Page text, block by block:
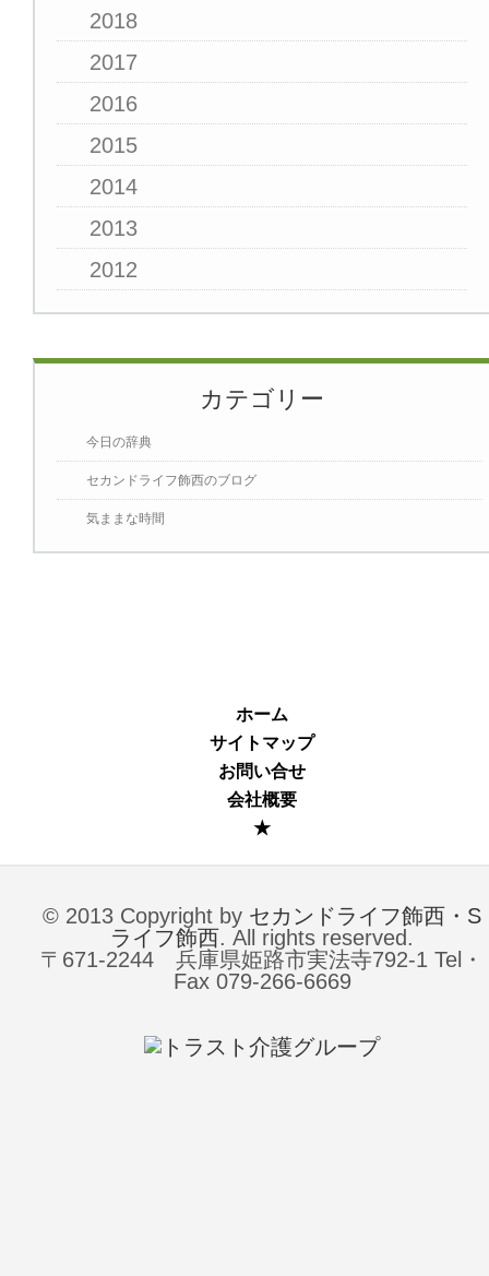
2018
2017
2016
2015
2014
2013
2012
カテゴリー
今日の辞典
セカンドライフ飾西のブログ
気ままな時間
ホーム
サイトマップ
お問い合せ
会社概要
★
© 2013 Copyright by セカンドライフ飾西・S
ライフ飾西. All rights reserved.
〒671-2244 兵庫県姫路市実法寺792-1 Tel・
Fax 079-266-6669